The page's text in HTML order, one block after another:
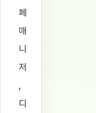
페
매
니
저
디